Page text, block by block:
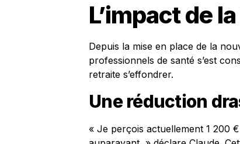
L’impact de
Depuis la mise en place de la
professionnels de santé s’est
retraite s’effondrer.
Une réduction
« Je perçois actuellement 1 200